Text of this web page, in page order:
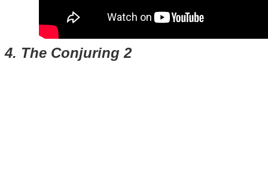
4. The Conjuring 2